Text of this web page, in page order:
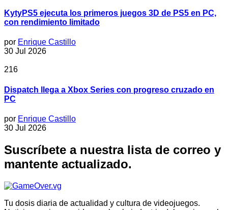
KytyPS5 ejecuta los primeros juegos 3D de PS5 en PC,
con rendimiento limitado
por Enrique Castillo
30 Jul 2026
216
Dispatch llega a Xbox Series con progreso cruzado en
PC
por Enrique Castillo
30 Jul 2026
Suscríbete a nuestra lista de correo y
mantente actualizado.
Tu dosis diaria de actualidad y cultura de videojuegos.